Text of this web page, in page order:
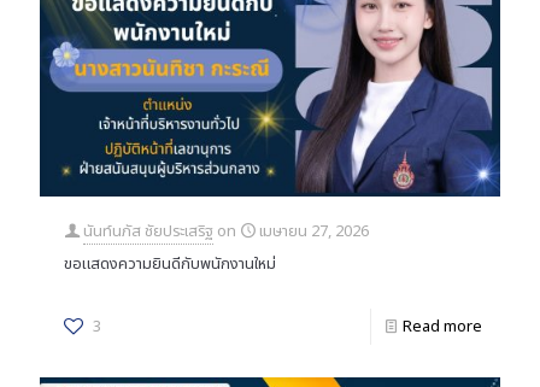
นันท์นภัส ชัยประเสริฐ on
เมษายน 27, 2026
ขอแสดงความยินดีกับพนักงานใหม่
3 Read more